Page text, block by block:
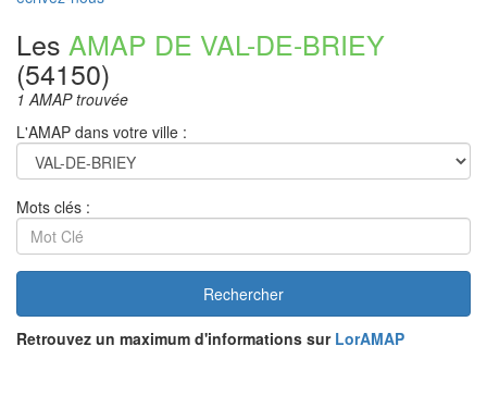
Les AMAP DE VAL-DE-BRIEY
(54150)
1 AMAP trouvée
L'AMAP dans votre ville :
Mots clés :
Rechercher
Retrouvez un maximum d'informations sur LorAMAP